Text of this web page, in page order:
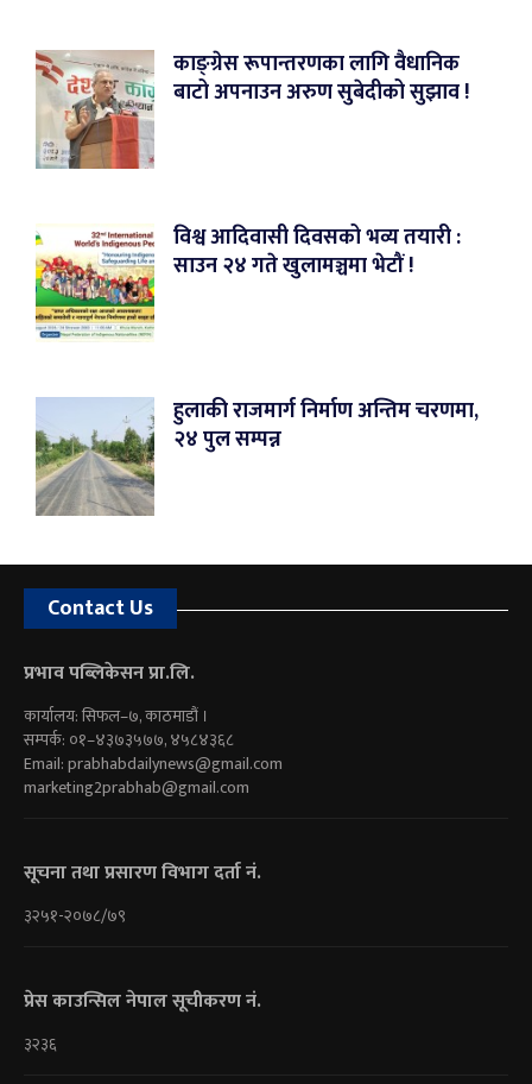
काङ्ग्रेस रूपान्तरणका लागि वैधानिक
बाटो अपनाउन अरुण सुबेदीको सुझाव !
विश्व आदिवासी दिवसको भव्य तयारी :
साउन २४ गते खुलामञ्चमा भेटौं !
हुलाकी राजमार्ग निर्माण अन्तिम चरणमा,
२४ पुल सम्पन्न
Contact Us
प्रभाव पब्लिकेसन प्रा.लि.
कार्यालय: सिफल–७, काठमाडौं ।
सम्पर्क: ०१–४३७३५७७, ४५८४३६८
Email:prabhabdailynews@gmail.com
marketing2prabhab@gmail.com
सूचना तथा प्रसारण विभाग दर्ता नं.
३२५१-२०७८/७९
प्रेस काउन्सिल नेपाल सूचीकरण नं.
३२३६